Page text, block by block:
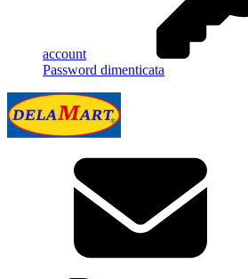
account
Password dimenticata